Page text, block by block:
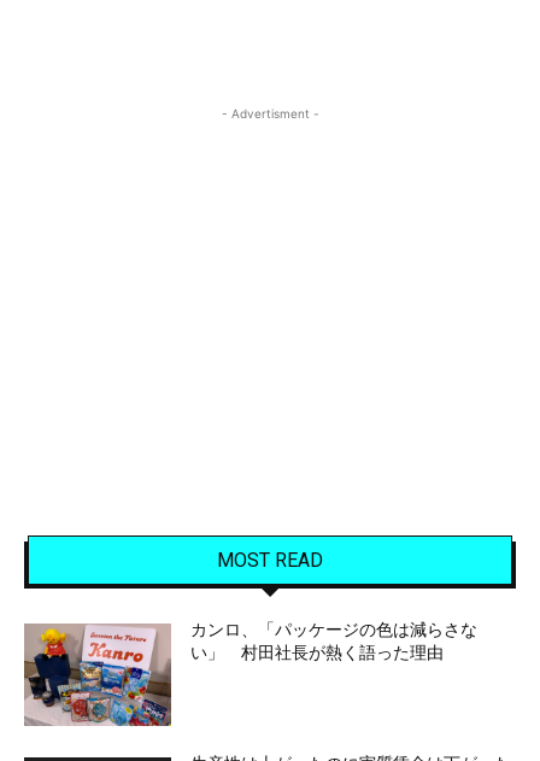
- Advertisment -
MOST READ
カンロ、「パッケージの色は減らさな
い」 村田社長が熱く語った理由